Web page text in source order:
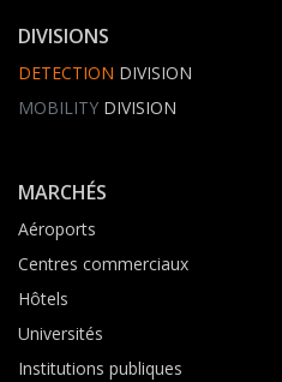
DIVISIONS
DETECTION DIVISION
MOBILITY DIVISION
MARCHÉS
Aéroports
Centres commerciaux
Hôtels
Universités
Institutions publiques